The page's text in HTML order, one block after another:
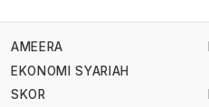
AMEERA
EKONOMI SYARIAH
SKOR